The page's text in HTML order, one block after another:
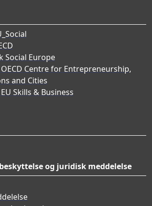
Social Europe
Centre for Entrepreneurship,
and Cities
Skills & Business
og juridisk meddelelse